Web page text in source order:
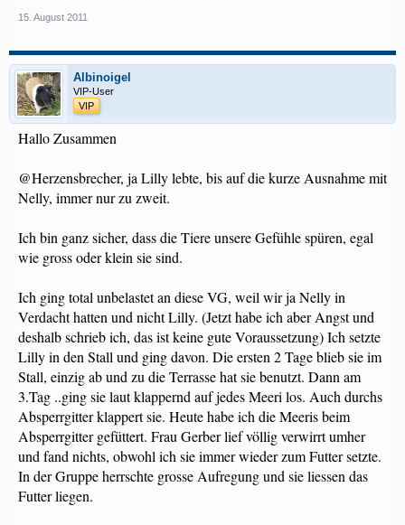
15. August 2011
Albinoigel
VIP-User
VIP
Hallo Zusammen
@Herzensbrecher, ja Lilly lebte, bis auf die kurze Ausnahme mit
Nelly, immer nur zu zweit.
Ich bin ganz sicher, dass die Tiere unsere Gefühle spüren, egal
wie gross oder klein sie sind.
Ich ging total unbelastet an diese VG, weil wir ja Nelly in
Verdacht hatten und nicht Lilly. (Jetzt habe ich aber Angst und
deshalb schrieb ich, das ist keine gute Voraussetzung) Ich setzte
Lilly in den Stall und ging davon. Die ersten 2 Tage blieb sie im
Stall, einzig ab und zu die Terrasse hat sie benutzt. Dann am
3.Tag ..ging sie laut klappernd auf jedes Meeri los. Auch durchs
Absperrgitter klappert sie. Heute habe ich die Meeris beim
Absperrgitter gefüttert. Frau Gerber lief völlig verwirrt umher
und fand nichts, obwohl ich sie immer wieder zum Futter setzte.
In der Gruppe herrschte grosse Aufregung und sie liessen das
Futter liegen.